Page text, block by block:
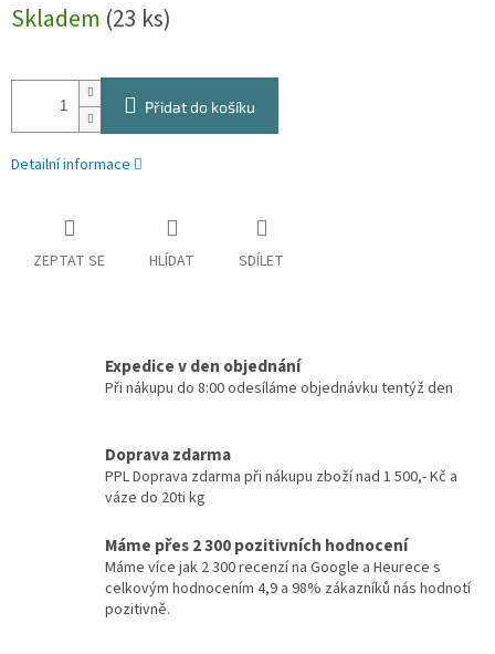
cena:
Skladem (23 ks)
Přidat do košíku
Detailní informace
ZEPTAT SE HLÍDAT SDÍLET
Expedice v den objednání
Při nákupu do 8:00 odesíláme objednávku tentýž den
Doprava zdarma
PPL Doprava zdarma při nákupu zboží nad 1 500,- Kč a
váze do 20ti kg
Máme přes 2 300 pozitivních hodnocení
Máme více jak 2 300 recenzí na Google a Heurece s
celkovým hodnocením 4,9 a 98% zákazníků nás hodnotí
pozitivně.